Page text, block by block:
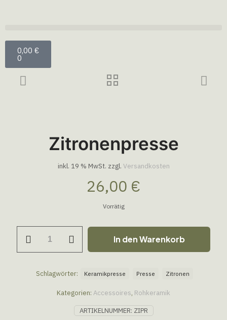
0,00 €
0
Zitronenpresse
inkl. 19 % MwSt. zzgl. Versandkosten
26,00 €
Vorrätig
In den Warenkorb
ARTIKELNUMMER: ZIPR
Kategorien: Accessoires, Rohkeramik
Schlagwörter: Keramikpresse Presse Zitronen